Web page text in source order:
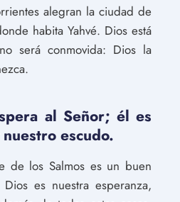
alegran la ciudad de
habita Yahvé. Dios está
será conmovida: Dios la
al Señor; él es
escudo.
de los Salmos es un buen
es nuestra esperanza,